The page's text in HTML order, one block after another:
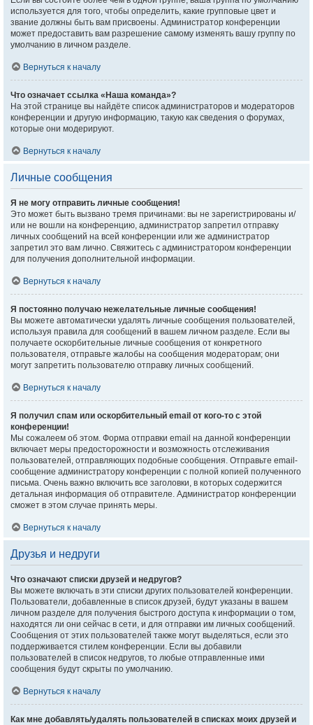
используется для того, чтобы определить, какие групповые цвет и
звание должны быть вам присвоены. Администратор конференции
может предоставить вам разрешение самому изменять вашу группу по
умолчанию в личном разделе.
Вернуться к началу
Что означает ссылка «Наша команда»?
На этой странице вы найдёте список администраторов и модераторов
конференции и другую информацию, такую как сведения о форумах,
которые они модерируют.
Вернуться к началу
Личные сообщения
Я не могу отправить личные сообщения!
Это может быть вызвано тремя причинами: вы не зарегистрированы и/
или не вошли на конференцию, администратор запретил отправку
личных сообщений на всей конференции или же администратор
запретил это вам лично. Свяжитесь с администратором конференции
для получения дополнительной информации.
Вернуться к началу
Я постоянно получаю нежелательные личные сообщения!
Вы можете автоматически удалять личные сообщения пользователей,
используя правила для сообщений в вашем личном разделе. Если вы
получаете оскорбительные личные сообщения от конкретного
пользователя, отправьте жалобы на сообщения модераторам; они
могут запретить пользователю отправку личных сообщений.
Вернуться к началу
Я получил спам или оскорбительный email от кого-то с этой
конференции!
Мы сожалеем об этом. Форма отправки email на данной конференции
включает меры предосторожности и возможность отслеживания
пользователей, отправляющих подобные сообщения. Отправьте email-
сообщение администратору конференции с полной копией полученного
письма. Очень важно включить все заголовки, в которых содержится
детальная информация об отправителе. Администратор конференции
сможет в этом случае принять меры.
Вернуться к началу
Друзья и недруги
Что означают списки друзей и недругов?
Вы можете включать в эти списки других пользователей конференции.
Пользователи, добавленные в список друзей, будут указаны в вашем
личном разделе для получения быстрого доступа к информации о том,
находятся ли они сейчас в сети, и для отправки им личных сообщений.
Сообщения от этих пользователей также могут выделяться, если это
поддерживается стилем конференции. Если вы добавили
пользователей в список недругов, то любые отправленные ими
сообщения будут скрыты по умолчанию.
Вернуться к началу
Как мне добавлять/удалять пользователей в списках моих друзей и